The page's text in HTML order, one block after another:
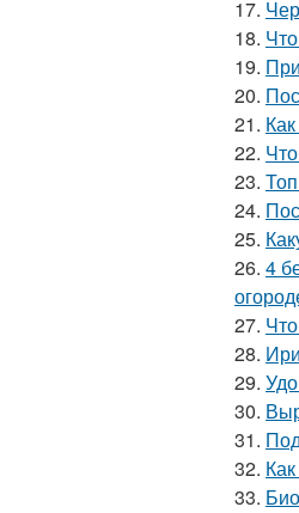
17.
18.
19.
20.
21.
22.
23.
24.
25.
26. 4
27.
28.
29.
30.
31.
32.
33.